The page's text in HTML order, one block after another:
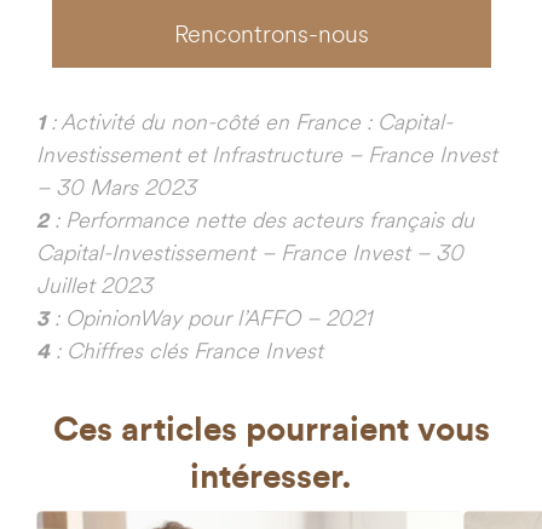
Rencontrons-nous
1: Activité du non-côté en France : Capital-
Investissement et Infrastructure – France Invest
– 30 Mars 2023
2: Performance nette des acteurs français du
Capital-Investissement – France Invest – 30
Juillet 2023
3: OpinionWay pour l’AFFO – 2021
4: Chiffres clés France Invest
Ces articles pourraient vous
intéresser.